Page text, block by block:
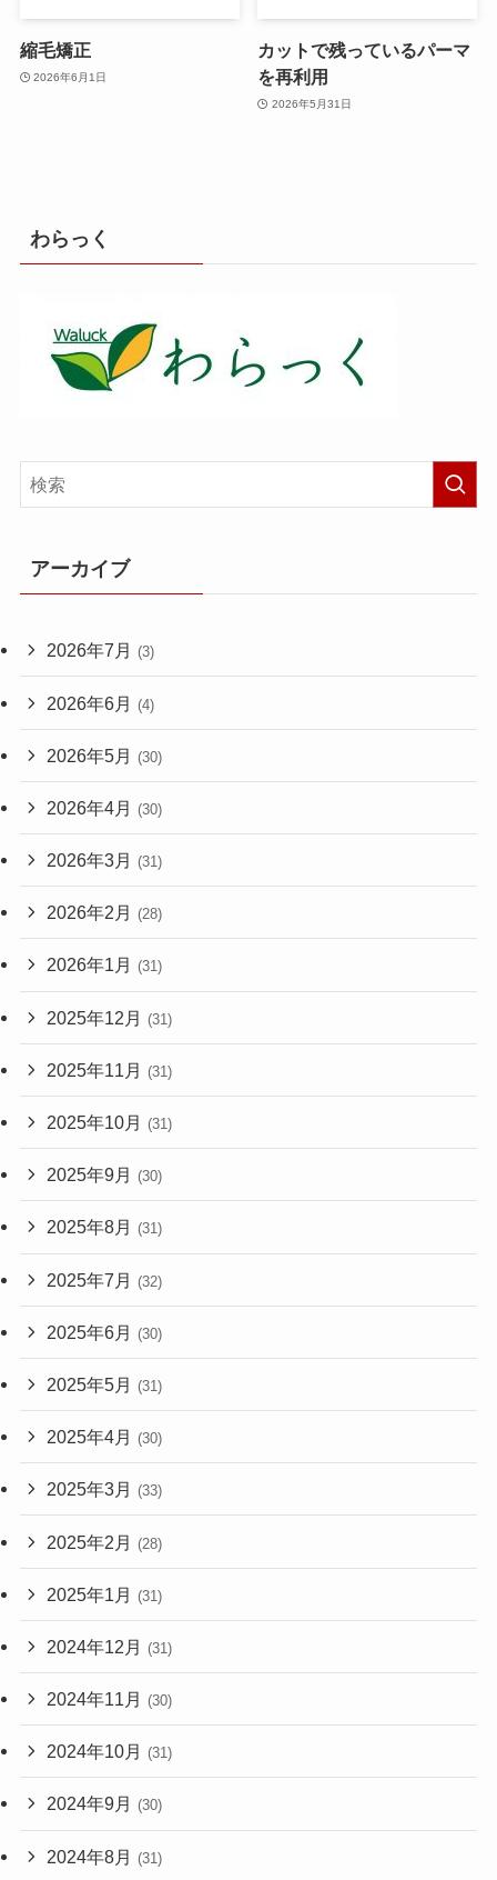
縮毛矯正
2026年6月1日
カットで残っているパーマ
を再利用
2026年5月31日
わらっく
アーカイブ
2026年7月 (3)
2026年6月 (4)
2026年5月 (30)
2026年4月 (30)
2026年3月 (31)
2026年2月 (28)
2026年1月 (31)
2025年12月 (31)
2025年11月 (31)
2025年10月 (31)
2025年9月 (30)
2025年8月 (31)
2025年7月 (32)
2025年6月 (30)
2025年5月 (31)
2025年4月 (30)
2025年3月 (33)
2025年2月 (28)
2025年1月 (31)
2024年12月 (31)
2024年11月 (30)
2024年10月 (31)
2024年9月 (30)
2024年8月 (31)